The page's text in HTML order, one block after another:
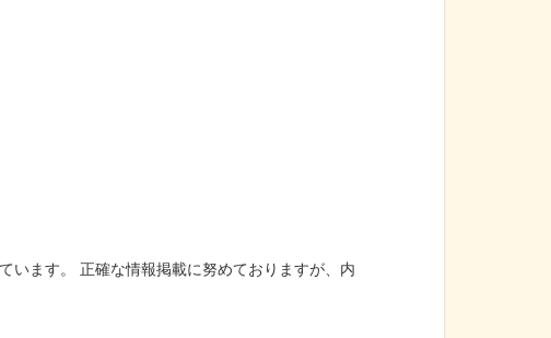
います。 正確な情報掲載に努めておりますが、内